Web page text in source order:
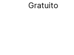
Gratuito